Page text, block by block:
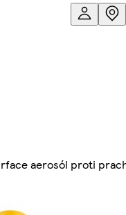
aerosól proti